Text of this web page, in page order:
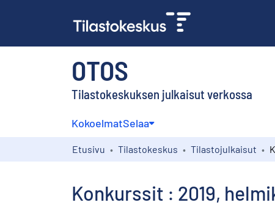
OTOS
Tilastokeskuksen julkaisut verkossa
KokoelmatSelaa
Etusivu Tilastokeskus Tilastojulkaisut
Konkurssit : 2019,